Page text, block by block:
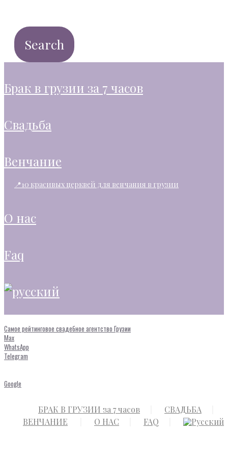
брак в грузии за 7 часов
свадьба
венчание
📍10 красивых церквей для венчания в грузии
о нас
faq
Самое рейтинговое свадебное агентство Грузии
Max
WhatsApp
Telegram
Google
БРАК В ГРУЗИИ за 7 часов
СВАДЬБА
ВЕНЧАНИЕ
О НАС FAQ